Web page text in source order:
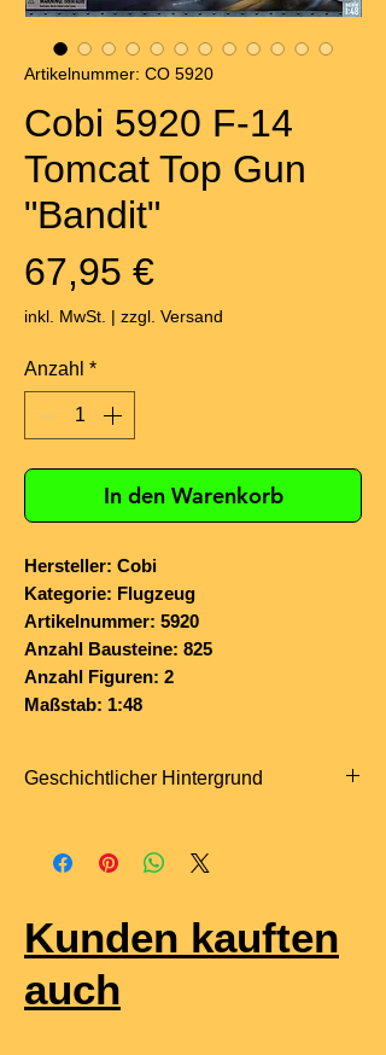
Artikelnummer: CO 5920
Cobi 5920 F-14
Tomcat Top Gun
"Bandit"
67,95 €Preis
inkl. MwSt. | zzgl. Versand
Anzahl *
In den Warenkorb
Hersteller: Cobi
Kategorie: Flugzeug
Artikelnummer: 5920
Anzahl Bausteine: 825
Anzahl Figuren: 2
Maßstab: 1:48
Geschichtlicher Hintergrund
Grumman F-14 Tomcat
Navy in Wirklichkeit keine Tomcats als
Für die Dreharbeiten wurden echte F-
Kunden kauften
auch